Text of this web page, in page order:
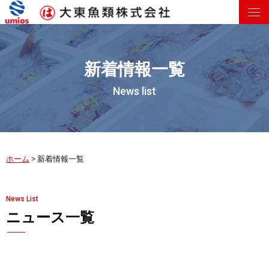
新着情報一覧
News list
ホーム > 新着情報一覧
News List
ニュース一覧